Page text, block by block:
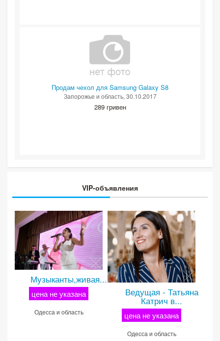
Продам чехол для Samsung Galaxy S8
Запорожье и область, 30.10.2017
289 гривен
VIP-объявления
Музыканты,живая...
цена не указана
Одесса и область
Ведущая - Татьяна
Катрич в...
цена не указана
Одесса и область